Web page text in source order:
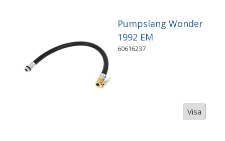
Pumpslang Wonder
1992 EM
60616237
Visa